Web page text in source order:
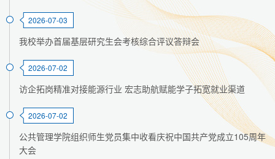
2026-07-03
我校举办首届基层研究生会考核综合评议答辩会
2026-07-02
访企拓岗精准对接能源行业 宏志助航赋能学子拓宽就业渠道
2026-07-02
公共管理学院组织师生党员集中收看庆祝中国共产党成立105周年
大会